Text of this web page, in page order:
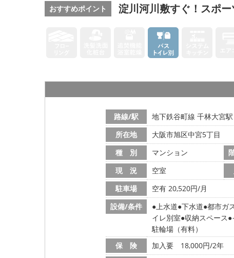
おすすめポイント 淀川河川敷すぐ！スポ
路線/駅
地下鉄谷町線 千林大宮
所在地
大阪市旭区中宮5丁目
種 別
マンション
現 況
空室
駐車場
空有 20,520円/月
設備/条件
上水道 下水道 都市ガ
イレ別室 収納スペース
駐輪場（有料）
保 険
加入要 18,000円/2年